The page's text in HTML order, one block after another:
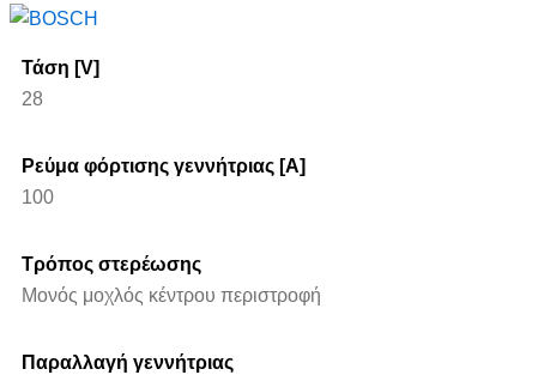
Τάση [V]
28
Ρεύμα φόρτισης γεννήτριας [A]
100
Τρόπος στερέωσης
Μονός μοχλός κέντρου περιστροφή
Παραλλαγή γεννήτριας